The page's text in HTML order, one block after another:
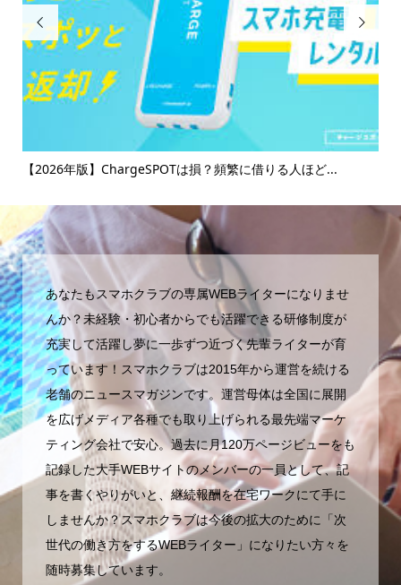

【2026年最新】ソフトバンク7月値上げで乗り換え急増！ス

あなたもスマホクラブの専属WEBライターになりませ
んか？未経験・初心者からでも活躍できる研修制度が
充実して活躍し夢に一歩ずつ近づく先輩ライターが育
っています！スマホクラブは2015年から運営を続ける
老舗のニュースマガジンです。運営母体は全国に展開
を広げメディア各種でも取り上げられる最先端マーケ
ティング会社で安心。過去に月120万ページビューをも
記録した大手WEBサイトのメンバーの一員として、記
事を書くやりがいと、継続報酬を在宅ワークにて手に
しませんか？スマホクラブは今後の拡大のために「次
世代の働き方をするWEBライター」になりたい方々を